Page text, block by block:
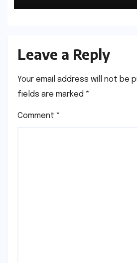
Leave a Reply
Your email address will not be
fields are marked *
Comment *